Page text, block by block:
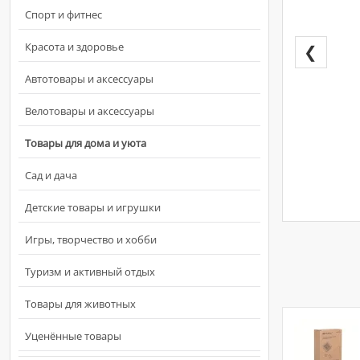
Спорт и фитнес
Красота и здоровье
Автотовары и аксессуары
Велотовары и аксессуары
Товары для дома и уюта
Сад и дача
Детские товары и игрушки
Игры, творчество и хобби
Туризм и активный отдых
Товары для животных
Уценённые товары
❮